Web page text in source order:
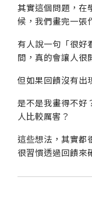
其實這個問題，在
候，我們畫完一張
有人說一句「很好
間，真的會讓人很
但如果回饋沒有出
是不是我畫得不好
人比較厲害？
這些想法，其實都
很習慣透過回饋來